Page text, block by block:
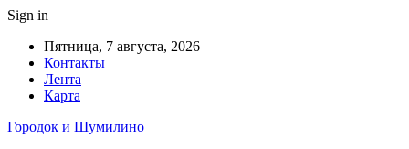
Sign in
Пятница, 7 августа, 2026
Контакты
Лента
Карта
Городок и Шумилино